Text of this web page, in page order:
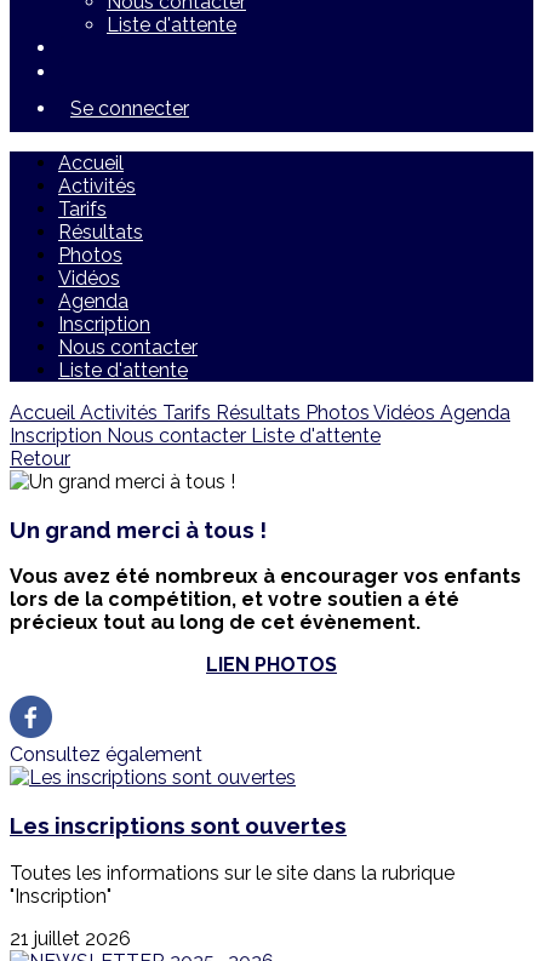
Liste d'attente
Se connecter
Accueil
Activités
Tarifs
Résultats
Photos
Vidéos
Agenda
Inscription
Nous contacter
Liste d'attente
Accueil Activités Tarifs Résultats Photos Vidéos Agenda
Inscription Nous contacter Liste d'attente
Retour
Un grand merci à tous !
Vous avez été nombreux à encourager vos enfants
lors de la compétition, et votre soutien a été
précieux tout au long de cet évènement.
LIEN PHOTOS
Consultez également
Les inscriptions sont ouvertes
Toutes les informations sur le site dans la rubrique
"Inscription"
21 juillet 2026